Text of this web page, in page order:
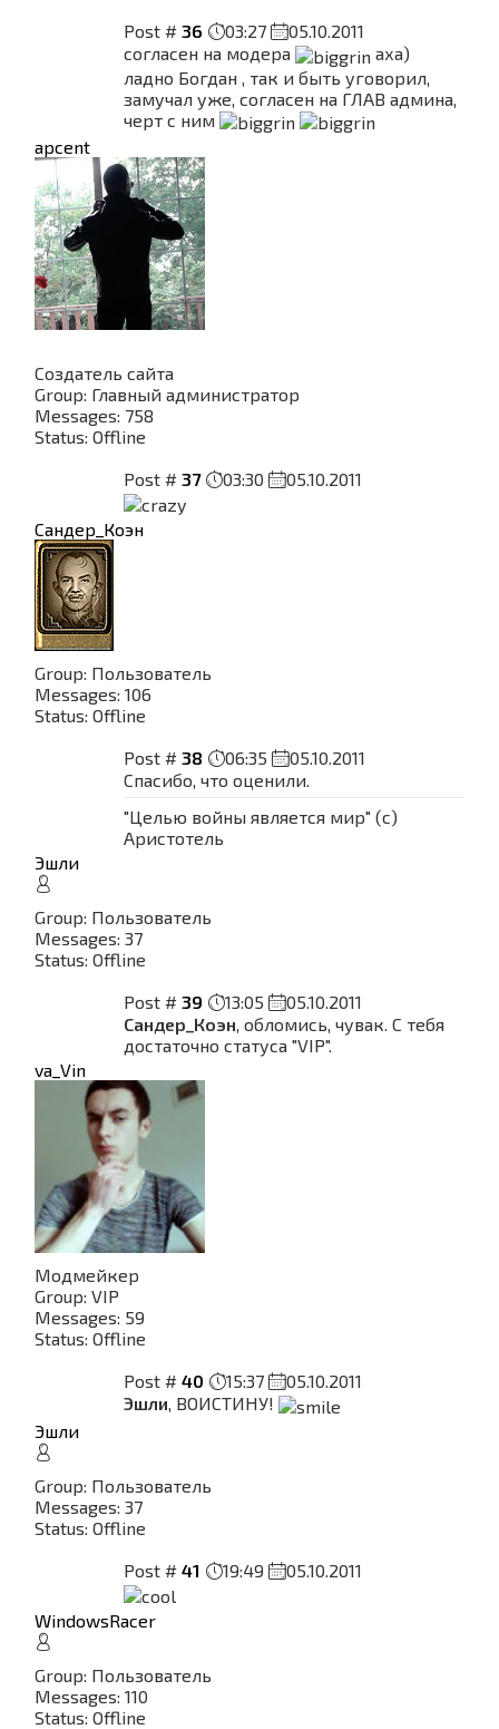
Post # 36 03:27
05.10.2011
согласен на модера
аха)
ладно Богдан , так и быть уговорил,
замучал уже, согласен на ГЛАВ админа,
черт с ним
apcent
Создатель сайта
Group: Главный администратор
Messages: 758
Status: Offline
Post # 37 03:30 05.10.2011
Сандер_Коэн
Group: Пользователь
Messages: 106
Status: Offline
Post # 38 06:35
05.10.2011
Спасибо, что оценили.
"Целью войны является мир" (с)
Аристотель
Эшли
Group: Пользователь
Messages: 37
Status: Offline
Post # 39 13:05
05.10.2011
Сандер_Коэн, обломись, чувак. С тебя
достаточно статуса "VIP".
va_Vin
Модмейкер
Group: VIP
Messages: 59
Status: Offline
Post # 40 15:37
05.10.2011
Эшли, ВОИСТИНУ!
Эшли
Group: Пользователь
Messages: 37
Status: Offline
Post # 41 19:49 05.10.2011
WindowsRacer
Group: Пользователь
Messages: 110
Status: Offline